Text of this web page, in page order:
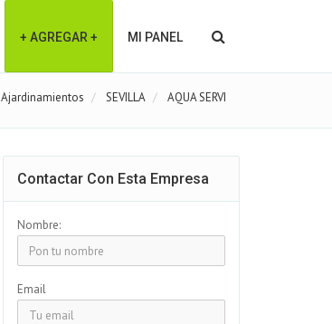
+ AGREGAR + MI PANEL
Ajardinamientos SEVILLA AQUA SERVI
Contactar Con Esta Empresa
Nombre:
Email